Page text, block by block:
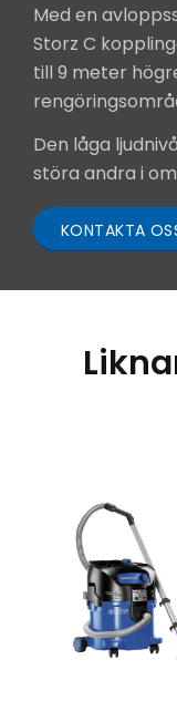
Med en
Storz C
till 9 meter
Den låga
störa andra i
KONTAKTA